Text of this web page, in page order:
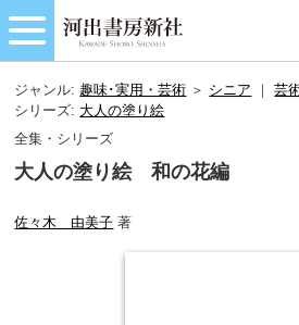
ジャンル: 趣味･実用・芸術 ＞ シニア ｜芸
シリーズ: 大人の塗り絵
全集・シリーズ
大人の塗り絵 和の花編
佐々木 由美子 著